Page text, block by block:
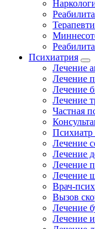
Психиатрия
Лечение
Лечение
Лечение
Лечение
Частная
Психиатр
Лечение
Лечение
Лечение
Лечение
Врач-
Вызов
Лечение
Лечение